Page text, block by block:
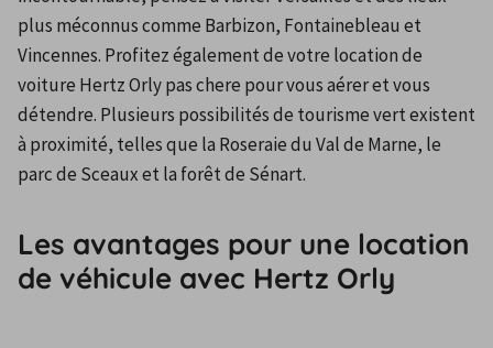
plus méconnus comme Barbizon, Fontainebleau et
Vincennes. Profitez également de votre location de
voiture Hertz Orly pas chere pour vous aérer et vous
détendre. Plusieurs possibilités de tourisme vert existent
à proximité, telles que la Roseraie du Val de Marne, le
parc de Sceaux et la forêt de Sénart.
Les avantages pour une location
de véhicule avec Hertz Orly